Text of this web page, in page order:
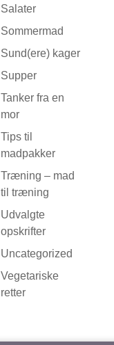
Salater
Sommermad
Sund(ere) kager
Supper
Tanker fra en
mor
Tips til
madpakker
Træning – mad
til træning
Udvalgte
opskrifter
Uncategorized
Vegetariske
retter